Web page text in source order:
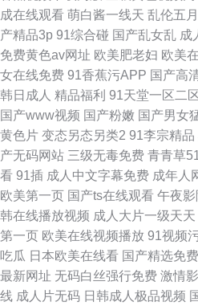
成在线观看 萌白酱一线天 乱伦五
产精品3p 91综合碰 国产乱女乱 成
免费黄色av网址 欧美肥老妇 欧美
女在线免费 91香蕉污APP 国产高
韩日成人 精品福利 91天堂一区二
国产www视频 国产粉嫩 国产男女
黄色片 变态另态另类2 91李宗精品
产无码网站 三级无毒免费 青青草
看 91插 成人中文字幕免费 成年人
欧美第一页 国产ts在线观看 午夜
韩在线播放视频 成人大片一级天天
第一页 欧美在线视频播放 91视频
吃瓜 日本欧美在线看 国产精选免
最新网址 无码白丝强行免费 激情
线 成人片无码 日韩成人极品视频